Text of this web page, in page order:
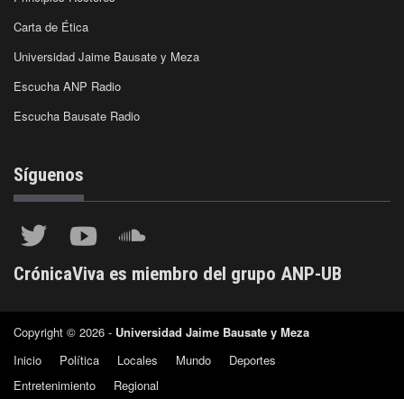
Carta de Ética
Universidad Jaime Bausate y Meza
Escucha ANP Radio
Escucha Bausate Radio
Síguenos
CrónicaViva es miembro del grupo ANP-UB
Copyright © 2026 - Universidad Jaime Bausate y Meza
Inicio
Política Locales Mundo
Deportes
Entretenimiento
Regional